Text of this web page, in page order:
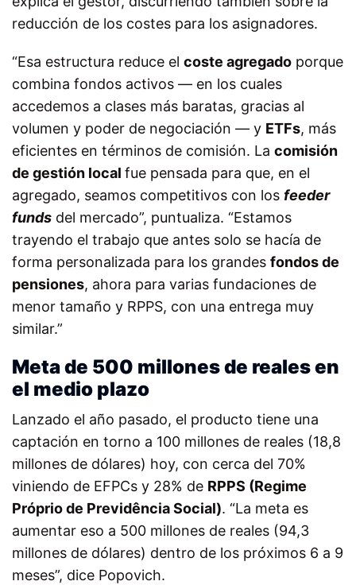
reducción de los costes para los asignadores.
“Esa estructura reduce el coste agregado porque
combina fondos activos — en los cuales
accedemos a clases más baratas, gracias al
volumen y poder de negociación — y ETFs, más
eficientes en términos de comisión. La comisión
de gestión local fue pensada para que, en el
agregado, seamos competitivos con los feeder
funds del mercado”, puntualiza. “Estamos
trayendo el trabajo que antes solo se hacía de
forma personalizada para los grandes fondos de
pensiones, ahora para varias fundaciones de
menor tamaño y RPPS, con una entrega muy
similar.”
Meta de 500 millones de reales en
el medio plazo
Lanzado el año pasado, el producto tiene una
captación en torno a 100 millones de reales (18,8
millones de dólares) hoy, con cerca del 70%
viniendo de EFPCs y 28% de RPPS (Regime
Próprio de Previdência Social). “La meta es
aumentar eso a 500 millones de reales (94,3
millones de dólares) dentro de los próximos 6 a 9
meses”, dice Popovich.